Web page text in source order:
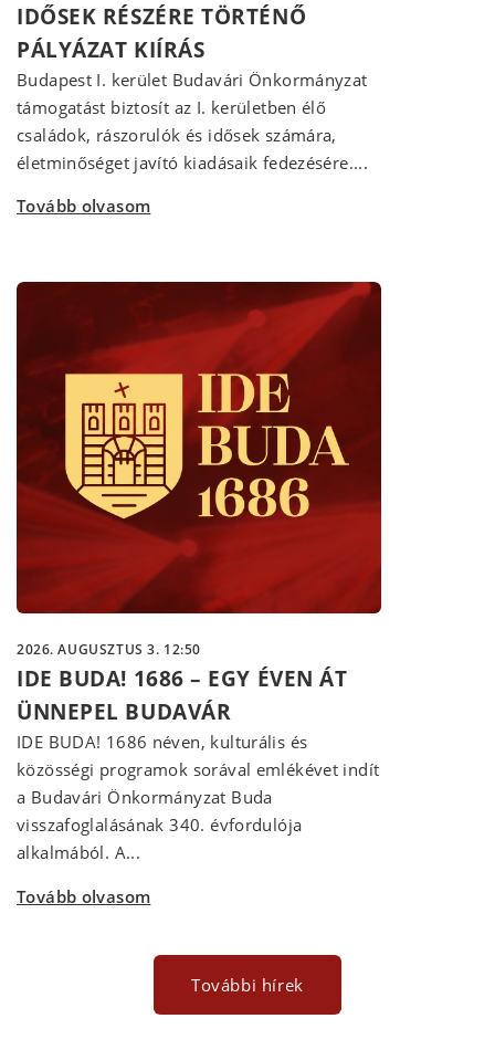
IDŐSEK RÉSZÉRE TÖRTÉNŐ
PÁLYÁZAT KIÍRÁS
Budapest I. kerület Budavári Önkormányzat
támogatást biztosít az I. kerületben élő
családok, rászorulók és idősek számára,
életminőséget javító kiadásaik fedezésére....
Tovább olvasom
2026. AUGUSZTUS 3. 12:50
IDE BUDA! 1686 – EGY ÉVEN ÁT
ÜNNEPEL BUDAVÁR
IDE BUDA! 1686 néven, kulturális és
közösségi programok sorával emlékévet indít
a Budavári Önkormányzat Buda
visszafoglalásának 340. évfordulója
alkalmából. A...
Tovább olvasom
További hírek